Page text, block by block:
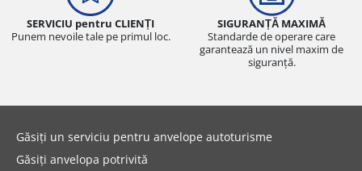
SERVICIU pentru CLIENȚI
Punem nevoile tale pe primul loc.
SIGURANȚĂ MAXIMĂ
Standarde de operare care
garantează un nivel maxim de
siguranță.
Găsiți un serviciu pentru anvelope autoturisme
Găsiți anvelopa potrivită